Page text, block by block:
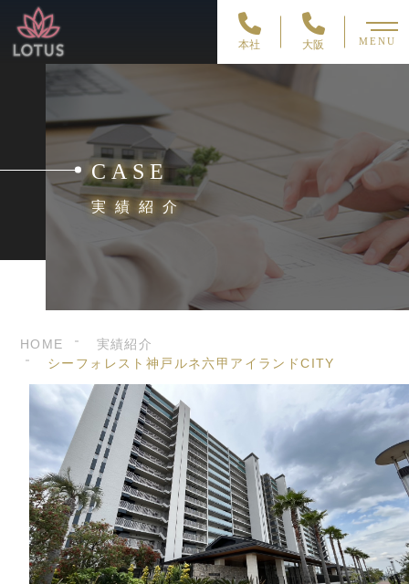
本社 大阪 MENU
CASE
実績紹介
HOME
実績紹介
シーフォレスト神戸ルネ六甲アイランドCITY